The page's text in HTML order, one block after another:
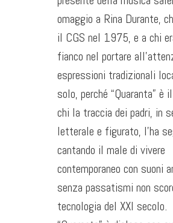
omaggio a Rina Durante,
il CGS nel 1975, e a chi
fianco nel portare
espressioni tradizionali
solo, perché “Quaranta” è
chi la traccia dei padri, in
letterale e figurato, l’ha
cantando il male di vivere
contemporaneo con suoni
senza passatismi non
tecnologia del XXI secolo.